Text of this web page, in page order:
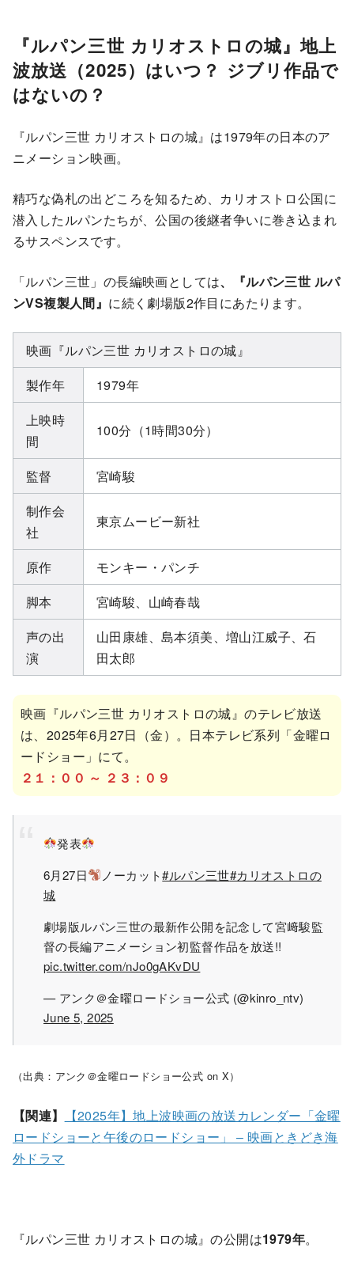
『ルパン三世 カリオストロの城』地上
波放送（2025）はいつ？ ジブリ作品で
はないの？
『ルパン三世 カリオストロの城』は1979年の日本のア
ニメーション映画。
精巧な偽札の出どころを知るため、カリオストロ公国に
潜入したルパンたちが、公国の後継者争いに巻き込まれ
るサスペンスです。
「ルパン三世」の長編映画としては、『ルパン三世 ルパ
ンVS複製人間』 に続く劇場版2作目にあたります。
映画『ルパン三世 カリオストロの城』
製作年
1979年
上映時
間
100分（1時間30分）
監督
宮崎駿
制作会
社
東京ムービー新社
原作
モンキー・パンチ
脚本
宮崎駿、山崎春哉
声の出
演
山田康雄、島本須美、増山江威子、石
田太郎
映画『ルパン三世 カリオストロの城』のテレビ放送
は、2025年6月27日（金）。日本テレビ系列「金曜ロ
ードショー」にて。
２１：００ ～ ２３：０９
発表
6月27日
ノーカット#ルパン三世#カリオストロの
城
劇場版ルパン三世の最新作公開を記念して宮﨑駿監
督の長編アニメーション初監督作品を放送!!
pic.twitter.com/nJo0gAKvDU
— アンク＠金曜ロードショー公式 (@kinro_ntv)
June 5, 2025
（出典：アンク＠金曜ロードショー公式 on X）
【関連】
【2025年】地上波映画の放送カレンダー「金曜
ロードショーと午後のロードショー」 – 映画ときどき海
外ドラマ
『ルパン三世 カリオストロの城』の公開は1979年。